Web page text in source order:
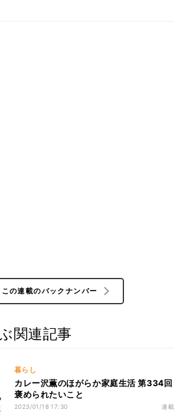
この連載のバックナンバー
関連記事
暮らし
カレー沢薫のほがらか家庭生活 第334回
褒められたいこと
2023/01/18 17:30 連載